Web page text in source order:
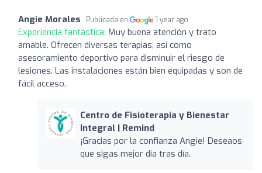
Angie Morales Publicada en 1 year ago
Experiencia fantástica: Muy buena atención y trato
amable. Ofrecen diversas terapias, así como
asesoramiento deportivo para disminuir el riesgo de
lesiones. Las instalaciones están bien equipadas y son de
fácil acceso.
Centro de Fisioterapia y Bienestar
Integral | Remind
¡Gracias por la confianza Angie! Deseaos
que sigas mejor día tras día.